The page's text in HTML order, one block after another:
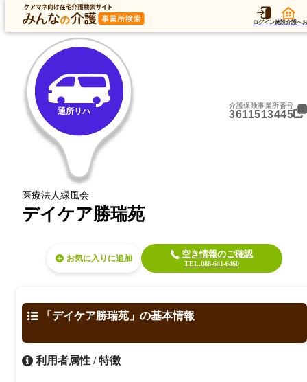
ログイン施設介護へ
トップ データ
トップ 徳島県 板野郡藍住町 通所リハ
通所リハ
医療法人緑風会
介護保険事業所番号
3611513445
デイケア勝瑞苑
お気に入り 空き情報のご確認
TEL.088-641-6460
「デイケア勝瑞苑」の基本情報
利用者属性 / 特徴